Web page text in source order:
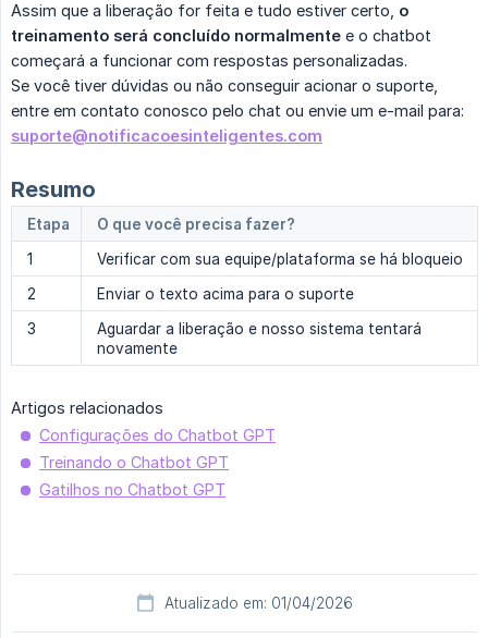
Assim que a liberação for feita e tudo estiver certo, o
treinamento será concluído normalmente e o chatbot
começará a funcionar com respostas personalizadas.
Se você tiver dúvidas ou não conseguir acionar o suporte,
entre em contato conosco pelo chat ou envie um e-mail para:
suporte@notificacoesinteligentes.com
Resumo
Etapa
O que você precisa fazer?
1
Verificar com sua equipe/plataforma se há bloqueio
2
Enviar o texto acima para o suporte
3
Aguardar a liberação e nosso sistema tentará
novamente
Artigos relacionados
Configurações do Chatbot GPT
Treinando o Chatbot GPT
Gatilhos no Chatbot GPT
Atualizado em: 01/04/2026